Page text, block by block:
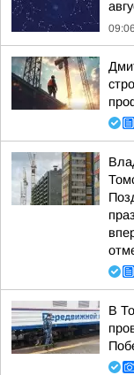
09:06
В